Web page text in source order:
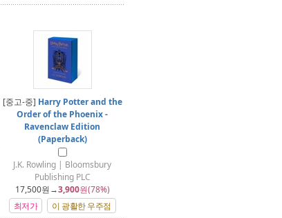
[중고-중] Harry Potter and the
Order of the Phoenix -
Ravenclaw Edition
(Paperback)
J.K. Rowling | Bloomsbury
Publishing PLC
17,500원→3,900원(78%)
최저가
이 광활한 우주점